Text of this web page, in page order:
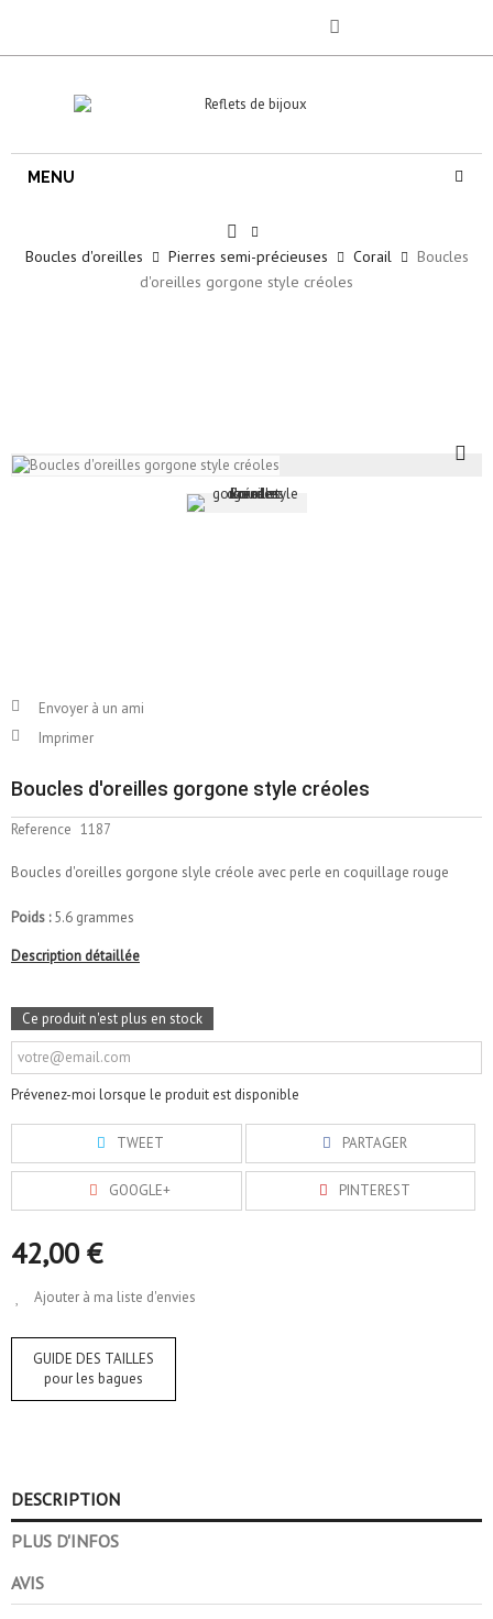
MENU
Boucles d'oreilles Pierres semi-précieuses Corail
Boucles
d'oreilles gorgone style créoles
Envoyer à un ami
Imprimer
Boucles d'oreilles gorgone style créoles
Reference 1187
Boucles d'oreilles gorgone slyle créole avec perle en coquillage rouge
Poids :5.6 grammes
Description détaillée
Ce produit n'est plus en stock
Prévenez-moi lorsque le produit est disponible
TWEET PARTAGER
GOOGLE+ PINTEREST
42,00 €
Ajouter à ma liste d'envies
GUIDE DES TAILLES
pour les bagues
DESCRIPTION
PLUS D'INFOS
AVIS